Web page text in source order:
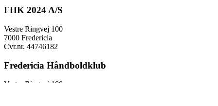
FHK 2024 A/S
Vestre Ringvej 100
7000 Fredericia
Cvr.nr. 44746182
Fredericia Håndboldklub
Vestre Ringvej 100